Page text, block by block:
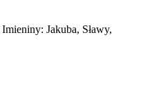
Imieniny: Jakuba, Sławy,